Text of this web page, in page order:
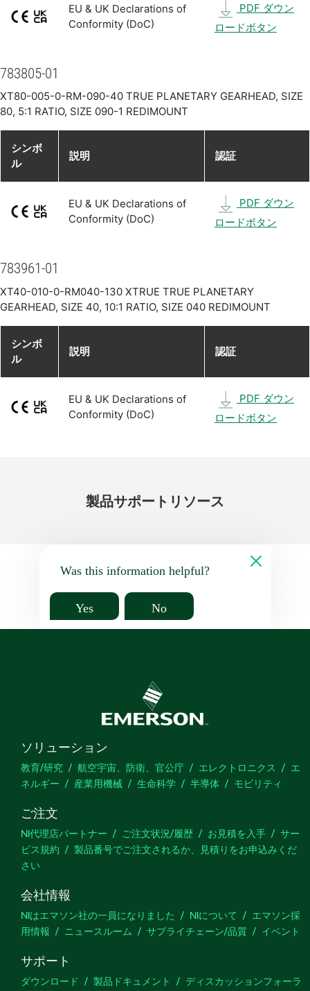
EU & UK Declarations of
Conformity (DoC)
PDF ダウン
ロードボタン
783805-01
XT80-005-0-RM-090-40 TRUE PLANETARY GEARHEAD, SIZE
80, 5:1 RATIO, SIZE 090-1 REDIMOUNT
シンボ
ル
説明 認証
EU & UK Declarations of
Conformity (DoC)
PDF ダウン
ロードボタン
783961-01
XT40-010-0-RM040-130 XTRUE TRUE PLANETARY
GEARHEAD, SIZE 40, 10:1 RATIO, SIZE 040 REDIMOUNT
シンボ
ル
説明 認証
EU & UK Declarations of
Conformity (DoC)
PDF ダウン
ロードボタン
製品サポート リソース
Was this information helpful?
Yes No
ソリューション
教育/研究 航空宇宙、防衛、官公庁 エレクトロニクス
エ
ネルギー
産業用機械 生命科学 半導体 モビリティ
ご注文
NI代理店パートナー ご注文状況/履歴 お見積を入手
サー
ビス規約
製品番号でご注文されるか、見積りをお申込みくだ
さい
会社情報
NIはエマソン社の一員になりました NIについて
エマソン採
用情報
ニュースルーム サプライチェーン/品質 イベント
サポート
ダウンロード 製品ドキュメント
ディスカッションフォーラ